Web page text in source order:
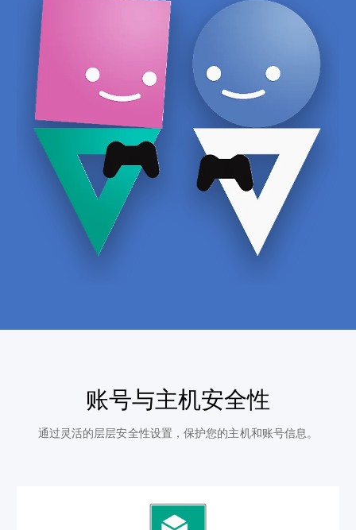
账号与主机安全性
通过灵活的层层安全性设置，保护您的主机和账号信息。